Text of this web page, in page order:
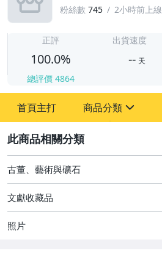
粉絲數 745 2小時前上線
正評
100.0%
總評價 4864
出貨速度
-- 天
首頁主打 商品分類
古董、藝術與礦石
古董、藝術與礦石
文獻收藏品
照片